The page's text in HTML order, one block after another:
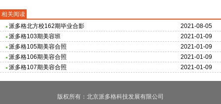
相关阅读
2021-08-05
派多格北方校162期毕业合影
2021-01-09
派多格103期美容班
2021-01-09
派多格105期美容合照
2021-01-09
派多格106期美容合照
2021-01-09
派多格107期美容合照
版权所有：北京派多格科技发展有限公司